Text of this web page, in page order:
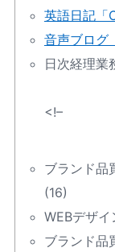
英語日記「
音声ブログ
日次経理業
<!–
ブランド品
(16)
WEBデザ
ブランド品